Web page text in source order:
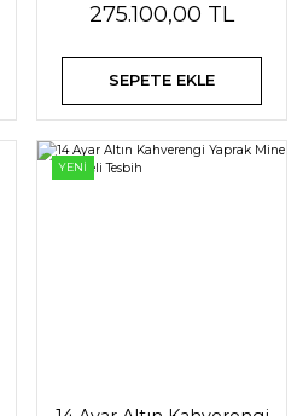
275.100,00 TL
SEPETE EKLE
YENİ